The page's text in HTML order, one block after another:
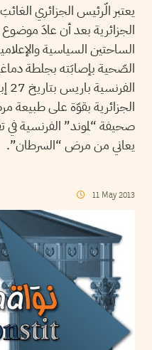
يعتبر الّرئيس الجزائري
الجزائرية بعد أن عادَ
الساحتين السياسية
الصّحية بإصابَته بجلطة
الجزائرية بقوّة على
صحيفة “لموند” الفرنسية
يعاني من مرض “السرطان”.
11 May 2013